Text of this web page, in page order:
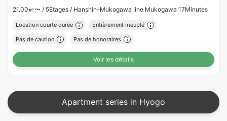
21.00㎡〜 / 5Etages / Hanshin-Mukogawa line Mukogawa 17Minutes
Location courte durée Entièrement meublé
Pas de caution Pas de honoraires
Voir les détails
Apartment series in Hyogo